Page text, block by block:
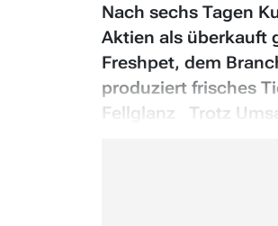
Nach sechs Tagen
Aktien als überkauft
Freshpet, dem
produziert frisches
Fellglanz Trotz